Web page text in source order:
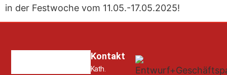
in der Festwoche vom 11.05.-17.05.2025!
Kontakt
Kath.